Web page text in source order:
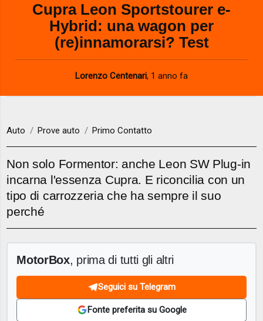
Cupra Leon Sportstourer e-
Hybrid: una wagon per
(re)innamorarsi? Test
Lorenzo Centenari, 1 anno fa
Auto Prove auto Primo Contatto
Non solo Formentor: anche Leon SW Plug-in
incarna l'essenza Cupra. E riconcilia con un
tipo di carrozzeria che ha sempre il suo
perché
MotorBox, prima di tutti gli altri
Seguici su Telegram
Fonte preferita su Google